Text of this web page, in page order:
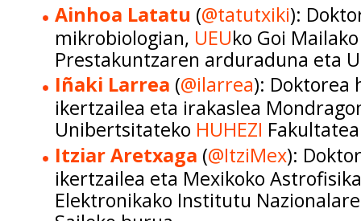
Ainhoa Latatu (@tatutxiki):
mikrobiologian, UEUko Goi Mailako
Prestakuntzaren arduraduna eta
Iñaki Larrea (@ilarrea): Doktorea
ikertzailea eta irakaslea
Unibertsitateko HUHEZI
Itziar Aretxaga (@ItziMex):
ikertzailea eta Mexikoko
Elektronikako Institutu